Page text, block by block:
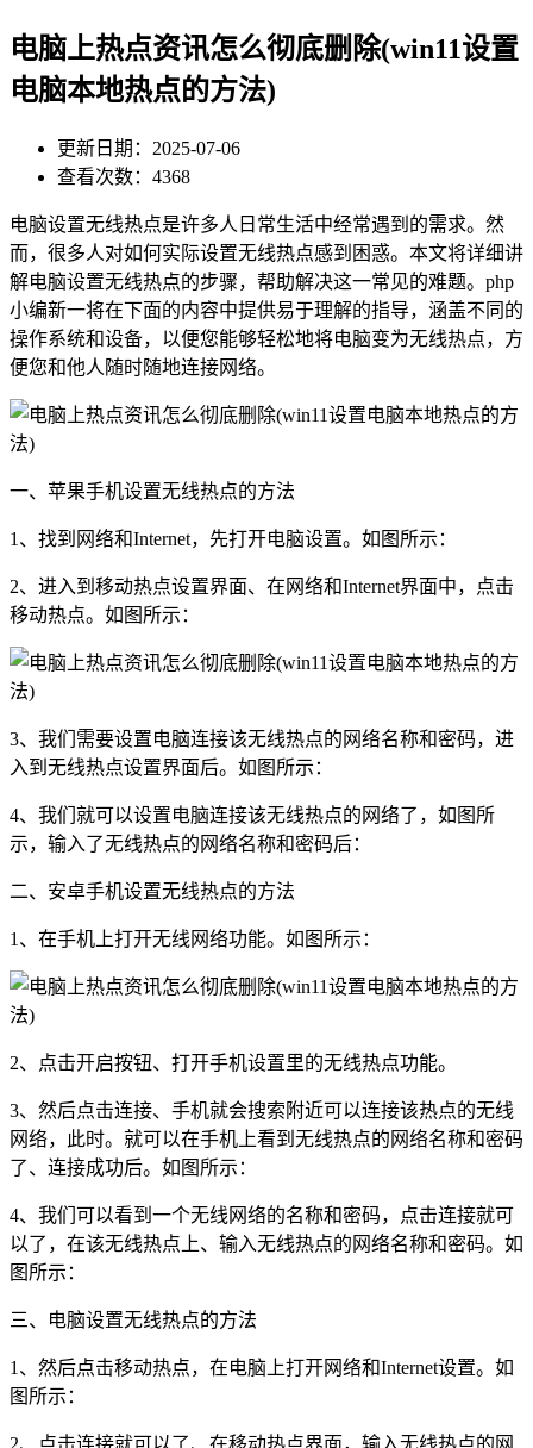
电脑上热点资讯怎么彻底删除(win11设置
电脑本地热点的方法)
更新日期：2025-07-06
查看次数：4368
电脑设置无线热点是许多人日常生活中经常遇到的需求。然
而，很多人对如何实际设置无线热点感到困惑。本文将详细讲
解电脑设置无线热点的步骤，帮助解决这一常见的难题。php
小编新一将在下面的内容中提供易于理解的指导，涵盖不同的
操作系统和设备，以便您能够轻松地将电脑变为无线热点，方
便您和他人随时随地连接网络。
一、苹果手机设置无线热点的方法
1、找到网络和Internet，先打开电脑设置。如图所示：
2、进入到移动热点设置界面、在网络和Internet界面中，点击
移动热点。如图所示：
3、我们需要设置电脑连接该无线热点的网络名称和密码，进
入到无线热点设置界面后。如图所示：
4、我们就可以设置电脑连接该无线热点的网络了，如图所
示，输入了无线热点的网络名称和密码后：
二、安卓手机设置无线热点的方法
1、在手机上打开无线网络功能。如图所示：
2、点击开启按钮、打开手机设置里的无线热点功能。
3、然后点击连接、手机就会搜索附近可以连接该热点的无线
网络，此时。就可以在手机上看到无线热点的网络名称和密码
了、连接成功后。如图所示：
4、我们可以看到一个无线网络的名称和密码，点击连接就可
以了，在该无线热点上、输入无线热点的网络名称和密码。如
图所示：
三、电脑设置无线热点的方法
1、然后点击移动热点，在电脑上打开网络和Internet设置。如
图所示：
2、点击连接就可以了、在移动热点界面，输入无线热点的网